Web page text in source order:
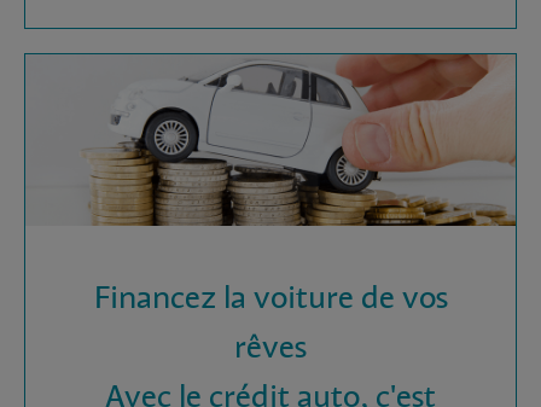
Financez la voiture de vos
rêves
Avec le crédit auto, c'est